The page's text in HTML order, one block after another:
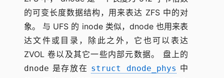
的可变长度数据结构，用来表达 ZFS 中的对
象。 与 UFS 的 inode 类似，dnode 也用来表
达文件或目录，除此之外，它也可以表达
ZVOL 卷以及其它一些内部元数据。 盘上的
dnode 是存放在 struct dnode_phys 中